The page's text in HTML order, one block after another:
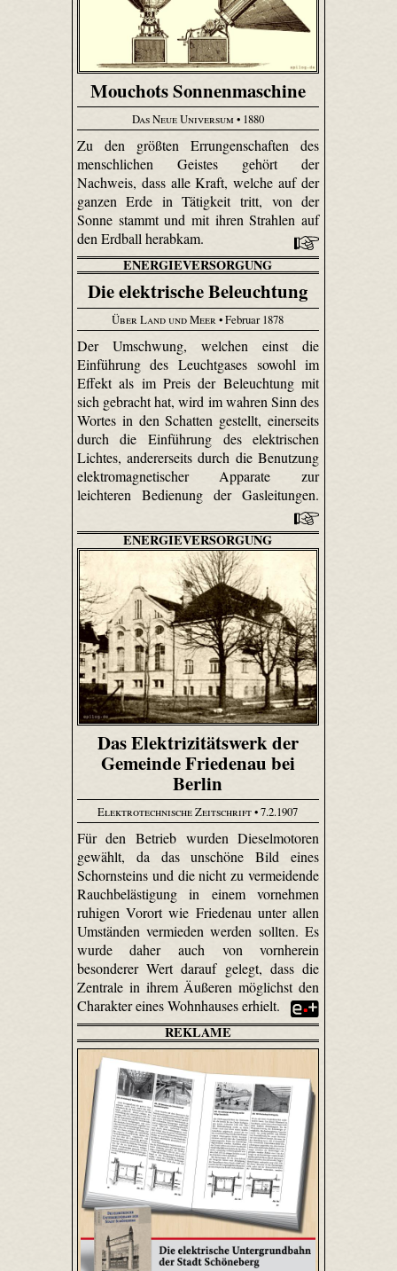
Mouchots Sonnenmaschine
Das Neue Universum• 1880
Zu den größten Errungenschaften des
menschlichen Geistes gehört der
Nachweis, dass alle Kraft, welche auf der
ganzen Erde in Tätigkeit tritt, von der
Sonne stammt und mit ihren Strahlen auf
den Erdball herabkam.
ENERGIEVERSORGUNG
Die elektrische Beleuchtung
Über Land und Meer• Februar 1878
Der Umschwung, welchen einst die
Einführung des Leuchtgases sowohl im
Effekt als im Preis der Beleuchtung mit
sich gebracht hat, wird im wahren Sinn des
Wortes in den Schatten gestellt, einerseits
durch die Einführung des elektrischen
Lichtes, andererseits durch die Benutzung
elektromagnetischer Apparate zur
leichteren Bedienung der Gasleitungen.
ENERGIEVERSORGUNG
Das Elektrizitätswerk der
Gemeinde Friedenau bei
Berlin
Elektrotechnische Zeitschrift• 7.2.1907
Für den Betrieb wurden Dieselmotoren
gewählt, da das unschöne Bild eines
Schornsteins und die nicht zu vermeidende
Rauchbelästigung in einem vornehmen
ruhigen Vorort wie Friedenau unter allen
Umständen vermieden werden sollten. Es
wurde daher auch von vornherein
besonderer Wert darauf gelegt, dass die
Zentrale in ihrem Äußeren möglichst den
Charakter eines Wohnhauses erhielt.
REKLAME